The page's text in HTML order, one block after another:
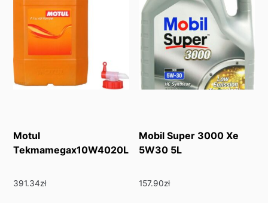
Motul
Tekmamegax10W4020L
391.34zł
Mobil Super 3000 Xe
5W30 5L
157.90zł